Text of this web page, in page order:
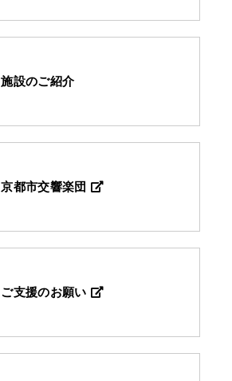
施設のご紹介
京都市交響楽団
ご支援のお願い